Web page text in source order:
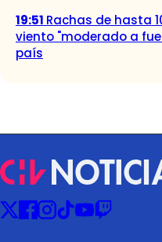
19:51 Rachas de hasta
viento "moderado a
país